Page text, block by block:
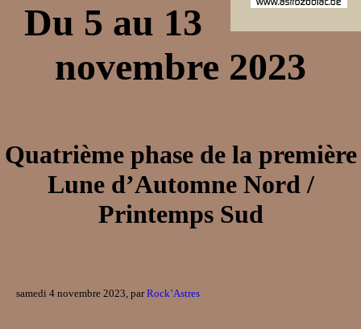
Du 5 au 13
novembre 2023
Quatrième phase de la première
Lune d’Automne Nord /
Printemps Sud
samedi 4 novembre 2023, parRock’Astres